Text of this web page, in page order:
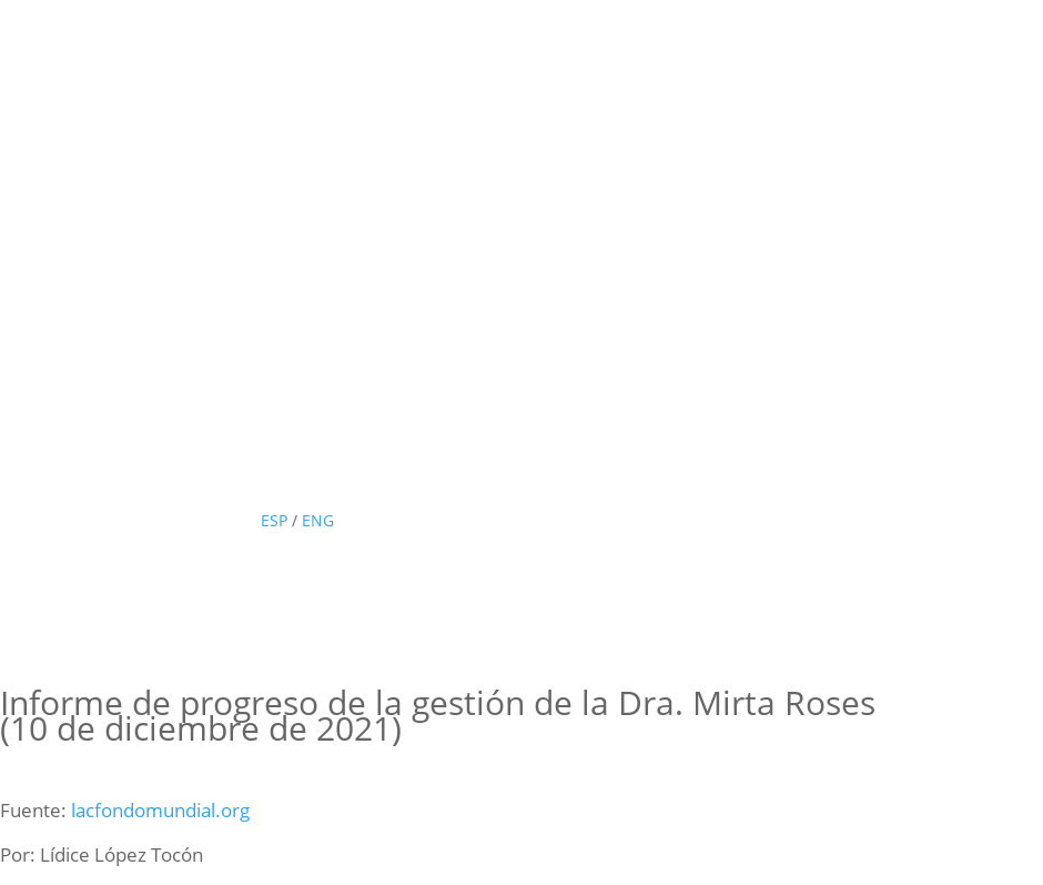
ESP / ENG
Informe de progreso de la gestión de la Dra. Mirta Roses
(10 de diciembre de 2021)
Fuente: lacfondomundial.org
Por: Lídice López Tocón